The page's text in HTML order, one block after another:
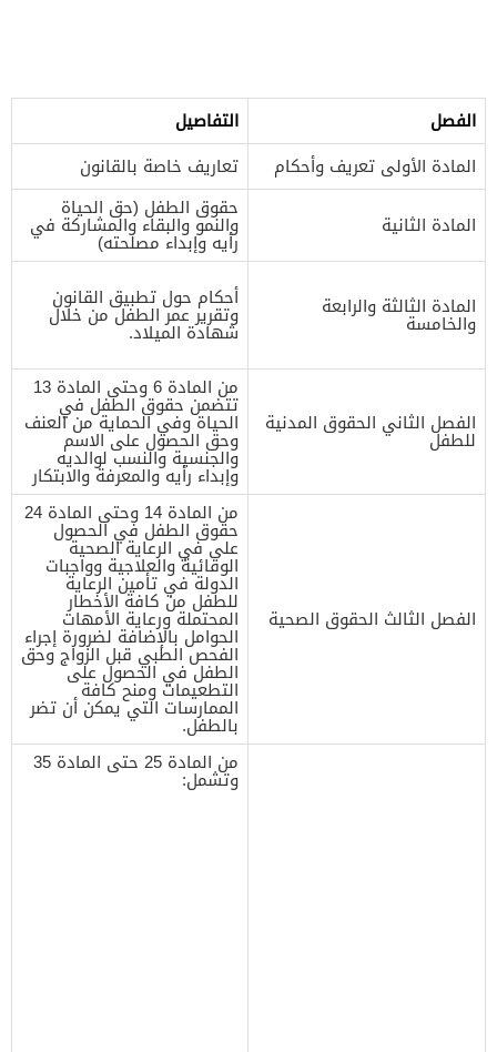
الفصل
التفاصيل
المادة الأولى تعريف وأحكام
تعاريف خاصة بالقانون
المادة الثانية
حقوق الطفل (حق الحياة
والنمو والبقاء والمشاركة في
رأيه وإبداء مصلحته)
المادة الثالثة والرابعة
والخامسة
أحكام حول تطبيق القانون
وتقرير عمر الطفل من خلال
شهادة الميلاد.
الفصل الثاني الحقوق المدنية
للطفل
من المادة 6 وحتى المادة 13
تتضمن حقوق الطفل في
الحياة وفي الحماية من العنف
وحق الحصول على الاسم
والجنسية والنسب لوالديه
وإبداء رأيه والمعرفة والابتكار
الفصل الثالث الحقوق الصحية
من المادة 14 وحتى المادة 24
حقوق الطفل في الحصول
على في الرعاية الصحية
الوقائية والعلاجية وواجبات
الدولة في تأمين الرعاية
للطفل من كافة الأخطار
المحتملة ورعاية الأمهات
الحوامل بالإضافة لضرورة إجراء
الفحص الطبي قبل الزواج وحق
الطفل في الحصول على
التطعيمات ومنح كافة
الممارسات التي يمكن أن تضر
بالطفل.
من المادة 25 حتى المادة 35
وتشمل: